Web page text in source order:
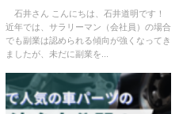
開！
石井さん こんにちは、石井道明です！
近年では、サラリーマン（会社員）の場合
でも副業は認められる傾向が強くなってき
ましたが、未だに副業を...